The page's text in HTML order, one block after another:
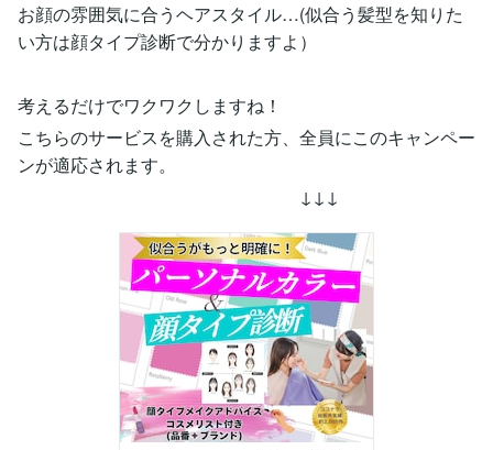
お顔の雰囲気に合うヘアスタイル…(似合う髪型を知りた
い方は顔タイプ診断で分かりますよ）
考えるだけでワクワクしますね！
こちらのサービスを購入された方、全員にこのキャンペー
ンが適応されます。
↓↓↓